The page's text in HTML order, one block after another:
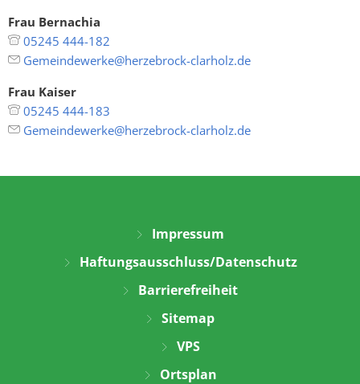
Frau Bernachia
05245 444-182
Gemeindewerke@herzebrock-clarholz.de
Frau Kaiser
05245 444-183
Gemeindewerke@herzebrock-clarholz.de
Impressum
Haftungsausschluss/Datenschutz
Barrierefreiheit
Sitemap
VPS
Ortsplan